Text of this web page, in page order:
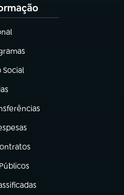
aba)
aba)
Social
aba)
nova aba)
aba)
aba)
aba)